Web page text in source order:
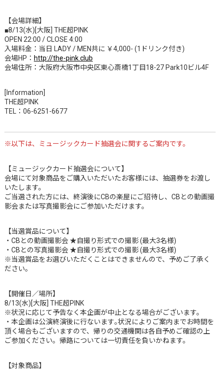
【会場詳細】
■8/13(水)[大阪] THE超PINK
OPEN 22:00 / CLOSE 4:00
入場料金：当日 LADY / MEN共に ￥4,000- (1ドリンク付き)
会場HP： http://the-pink.club
会場住所：大阪府大阪市中央区東心斎橋1丁目18-27 Park10ビル4F
[Information]
THE超PINK
TEL：06-6251-6677
※以下は、ミュージックカード抽選会に関するご案内です。
【ミュージックカード抽選会について】
会場にて対象商品をご購入いただいたお客様には、抽選券をお渡し
いたします。
ご当選された方には、終演後にCBの楽屋にご招待し、CBとの動画撮
影会または写真撮影会にご参加いただけます。
【当選賞品について】
・CBとの動画撮影会 ★自撮り形式での撮影 (最大3名様)
・CBとの写真撮影会 ★自撮り形式での撮影 (最大3名様)
※当選賞品をお選びいただくことはできませんので、予めご了承く
ださい。
【開催日／場所】
8/13(水)[大阪] THE超PINK
※状況に応じて予告なく本企画が中止となる場合がございます。
・本企画は公演終演後に行ないます｡状況によりご案内までお時間を
頂く場合もございますので、帰りの交通機関は各自予めご確認の上
ご参加ください。帰路については一切責任を負いかねます。
【対象商品】